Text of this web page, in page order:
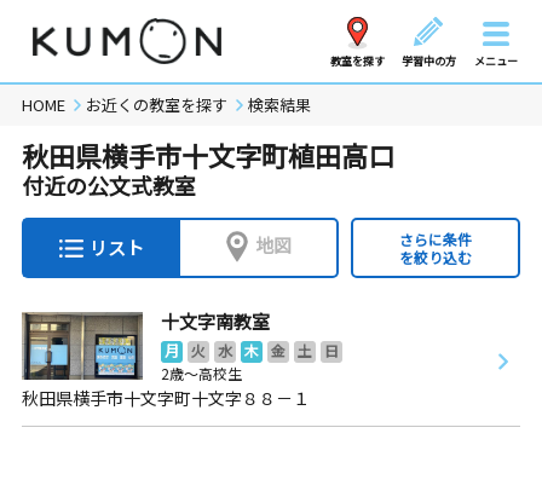
教室を探す 学習中の方 メニュー
HOME お近くの教室を探す 検索結果
秋田県横手市十文字町植田高口
付近の公文式教室
リスト 地図
さらに条件
を絞り込む
十文字南教室
月 火 水 木 金 土
日
2歳～高校生
秋田県横手市十文字町十文字８８－１